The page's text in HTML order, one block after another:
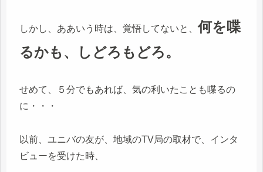
しかし、ああいう時は、覚悟してないと、何を喋
るかも、しどろもどろ。
せめて、５分でもあれば、気の利いたことも喋るの
に・・・
以前、ユニバの友が、地域のTV局の取材で、インタ
ビューを受けた時、